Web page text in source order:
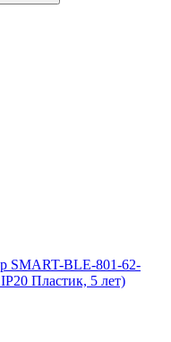
SMART-BLE-801-62-
Пластик, 5 лет)